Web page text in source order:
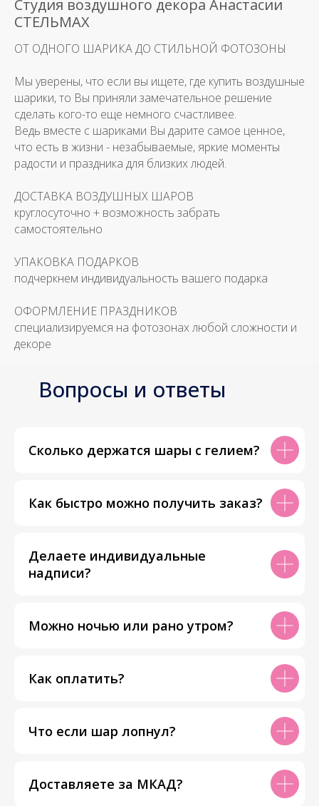
Студия воздушного декора Анастасии
СТЕЛЬМАХ
ОТ ОДНОГО ШАРИКА ДО СТИЛЬНОЙ ФОТОЗОНЫ
Мы уверены, что если вы ищете, где купить воздушные
шарики, то Вы приняли замечательное решение
сделать кого-то еще немного счастливее.
Ведь вместе с шариками Вы дарите самое ценное,
что есть в жизни - незабываемые, яркие моменты
радости и праздника для близких людей.
ДОСТАВКА ВОЗДУШНЫХ ШАРОВ
круглосуточно + возможность забрать
самостоятельно
УПАКОВКА ПОДАРКОВ
подчеркнем индивидуальность вашего подарка
ОФОРМЛЕНИЕ ПРАЗДНИКОВ
специализируемся на фотозонах любой сложности и
декоре
Вопросы и ответы
Сколько держатся шары с гелием?
Как быстро можно получить заказ?
Делаете индивидуальные
надписи?
Можно ночью или рано утром?
Как оплатить?
Что если шар лопнул?
Доставляете за МКАД?